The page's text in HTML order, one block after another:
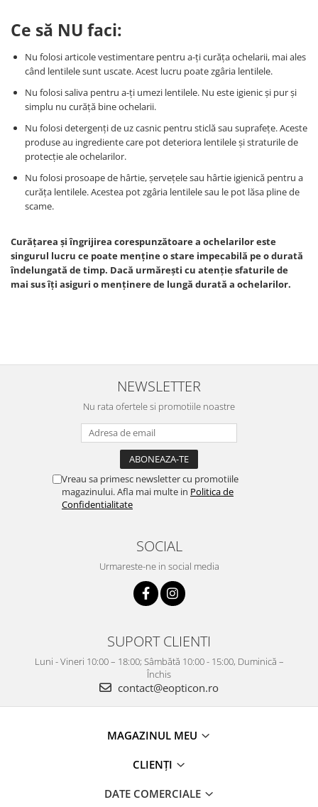
Chili & Co
Christie's
Diesse
Hackett
Karen Millen
Luca
Mango
Nordik
People
Polar
Tommy Hilfiger
Tonny
Vogue
Culoare uniforma
Polarizat
Ce să NU faci:
Nu folosi articole vestimentare pentru a-ți curăța ochelarii, mai ales
când lentilele sunt uscate. Acest lucru poate zgâria lentilele.
Nu folosi saliva pentru a-ți umezi lentilele. Nu este igienic și pur și
simplu nu curăță bine ochelarii.
Nu folosi detergenți de uz casnic pentru sticlă sau suprafețe. Aceste
produse au ingrediente care pot deteriora lentilele și straturile de
protecție ale ochelarilor.
Nu folosi prosoape de hârtie, șervețele sau hârtie igienică pentru a
curăța lentilele. Acestea pot zgâria lentilele sau le pot lăsa pline de
scame.
Curățarea și îngrijirea corespunzătoare a ochelarilor este
singurul lucru ce poate menține o stare impecabilă pe o durată
îndelungată de timp. Dacă urmărești cu atenție sfaturile de
mai sus îți asiguri o menținere de lungă durată a ochelarilor.
NEWSLETTER
Nu rata ofertele si promotiile noastre
Vreau sa primesc newsletter cu promotiile
magazinului. Afla mai multe in Politica de
Confidentialitate
SOCIAL
Urmareste-ne in social media
SUPORT CLIENTI
Luni - Vineri 10:00 – 18:00; Sâmbătă 10:00 - 15:00, Duminică –
Închis
contact@eopticon.ro
MAGAZINUL MEU
CLIENȚI
DATE COMERCIALE